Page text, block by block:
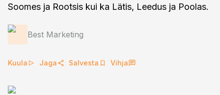
Soomes ja Rootsis kui ka Lätis, Leedus ja Poolas.
Best Marketing
Kuula Jaga Salvesta Vihja